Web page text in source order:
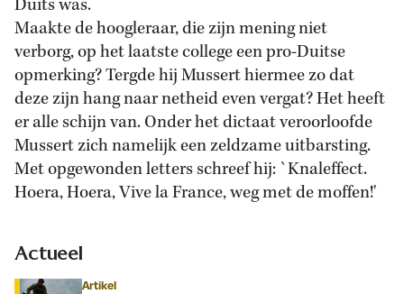
Duits was.
Maakte de hoogleraar, die zijn mening niet
verborg, op het laatste college een pro-Duitse
opmerking? Tergde hij Mussert hiermee zo dat
deze zijn hang naar netheid even vergat? Het heeft
er alle schijn van. Onder het dictaat veroorloofde
Mussert zich namelijk een zeldzame uitbarsting.
Met opgewonden letters schreef hij: `Knaleffect.
Hoera, Hoera, Vive la France, weg met de moffen!'
Actueel
Artikel